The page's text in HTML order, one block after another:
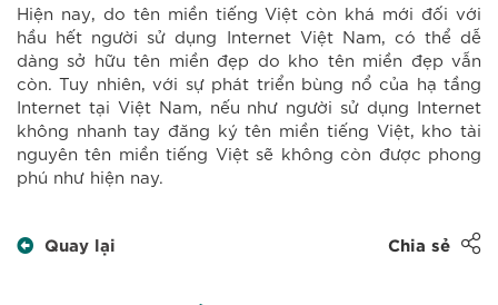
Hiện nay, do tên miền tiếng Việt còn khá mới đối với
hầu hết người sử dụng Internet Việt Nam, có thể dễ
dàng sở hữu tên miền đẹp do kho tên miền đẹp vẫn
còn. Tuy nhiên, với sự phát triển bùng nổ của hạ tầng
Internet tại Việt Nam, nếu như người sử dụng Internet
không nhanh tay đăng ký tên miền tiếng Việt, kho tài
nguyên tên miền tiếng Việt sẽ không còn được phong
phú như hiện nay.
Quay lại Chia sẻ